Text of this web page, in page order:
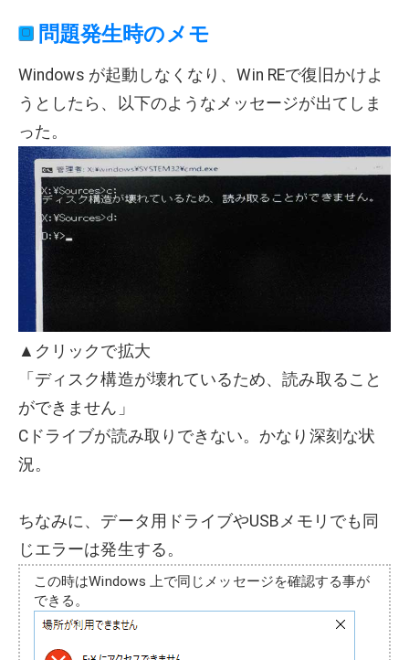
問題発生時のメモ
Windows が起動しなくなり、Win REで復旧かけよ
うとしたら、以下のようなメッセージが出てしま
った。
▲クリックで拡大
「ディスク構造が壊れているため、読み取ること
ができません」
Cドライブが読み取りできない。かなり深刻な状
況。
ちなみに、データ用ドライブやUSBメモリでも同
じエラーは発生する。
この時はWindows 上で同じメッセージを確認する事が
できる。